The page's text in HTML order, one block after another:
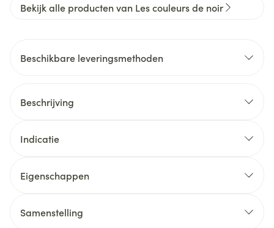
Bekijk alle producten van Les couleurs de noir
Beschikbare leveringsmethoden
Beschrijving
Indicatie
Eigenschappen
Samenstelling